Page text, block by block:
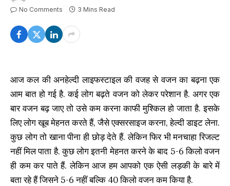
No Comments 3 Mins Read
आज कल की अनहेल्दी लाइफस्टाइल की वजह से वजन का बढ़ना एक
आम बात हो गई है. कई लोग बढ़ते वजन को लेकर परेशान है. अगर एक
बार वजन बढ़ जाए तो उसे कम करना काफी मुश्किल हो जाता है. इसके
लिए लोग खूब मेहनत करते हैं, जैसे एक्सरसाइज करना, हेल्दी डाइट लेना.
कुछ लोग तो खाना पीना ही छोड़ देते हैं. लेकिन फिर भी मनचाहा रिजल्ट
नहीं मिल पाता है. कुछ लोग इतनी मेहनत करने के बाद 5-6 किलो वजन
ही कम कर पाते हैं. लेकिन आज हम आपको एक ऐसी लड़की के बारे में
बता रहे हैं जिसने 5-6 नहीं बल्कि 40 किलो वजन कम किया है.